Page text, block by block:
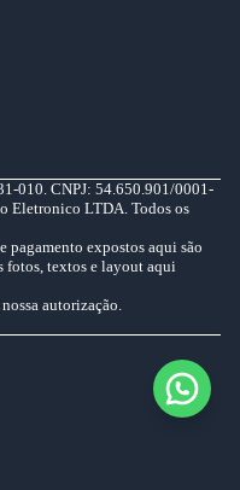
010. CNPJ: 54.650.901/0001-
Eletronico LTDA. Todos os
pagamento expostos aqui são
fotos, textos e layout aqui
autorização.